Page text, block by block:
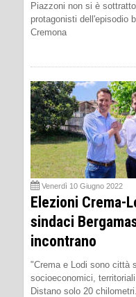
Piazzoni non si è
protagonisti dell'episodio
Cremona
Venerdì 10 Giugno 2022
Elezioni Crema-
sindaci
incontrano
"Crema e Lodi sono città
socioeconomici,
Distano solo 20 chilometri.